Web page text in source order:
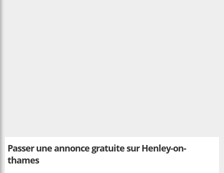
Passer une annonce gratuite sur Henley-on-
thames